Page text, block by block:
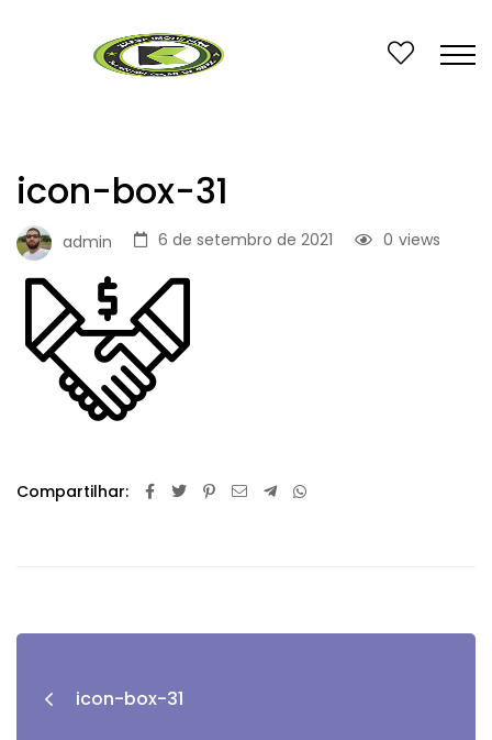
icon-box-31
admin 6 de setembro de 2021 views
0
Compartilhar:
icon-box-31